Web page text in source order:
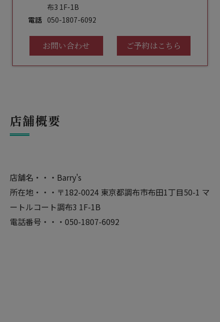
布3 1F-1B
電話 050-1807-6092
お問い合わせ ご予約はこちら
店舗概要
店舗名・・・Barry's
所在地・・・〒182-0024 東京都調布市布田1丁目50-1 マ
ートルコート調布3 1F-1B
電話番号・・・050-1807-6092